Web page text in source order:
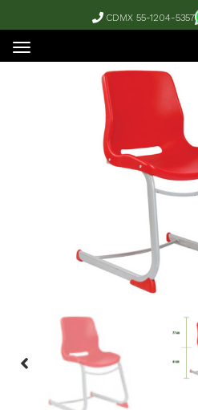
CDMX 55-1204-5357